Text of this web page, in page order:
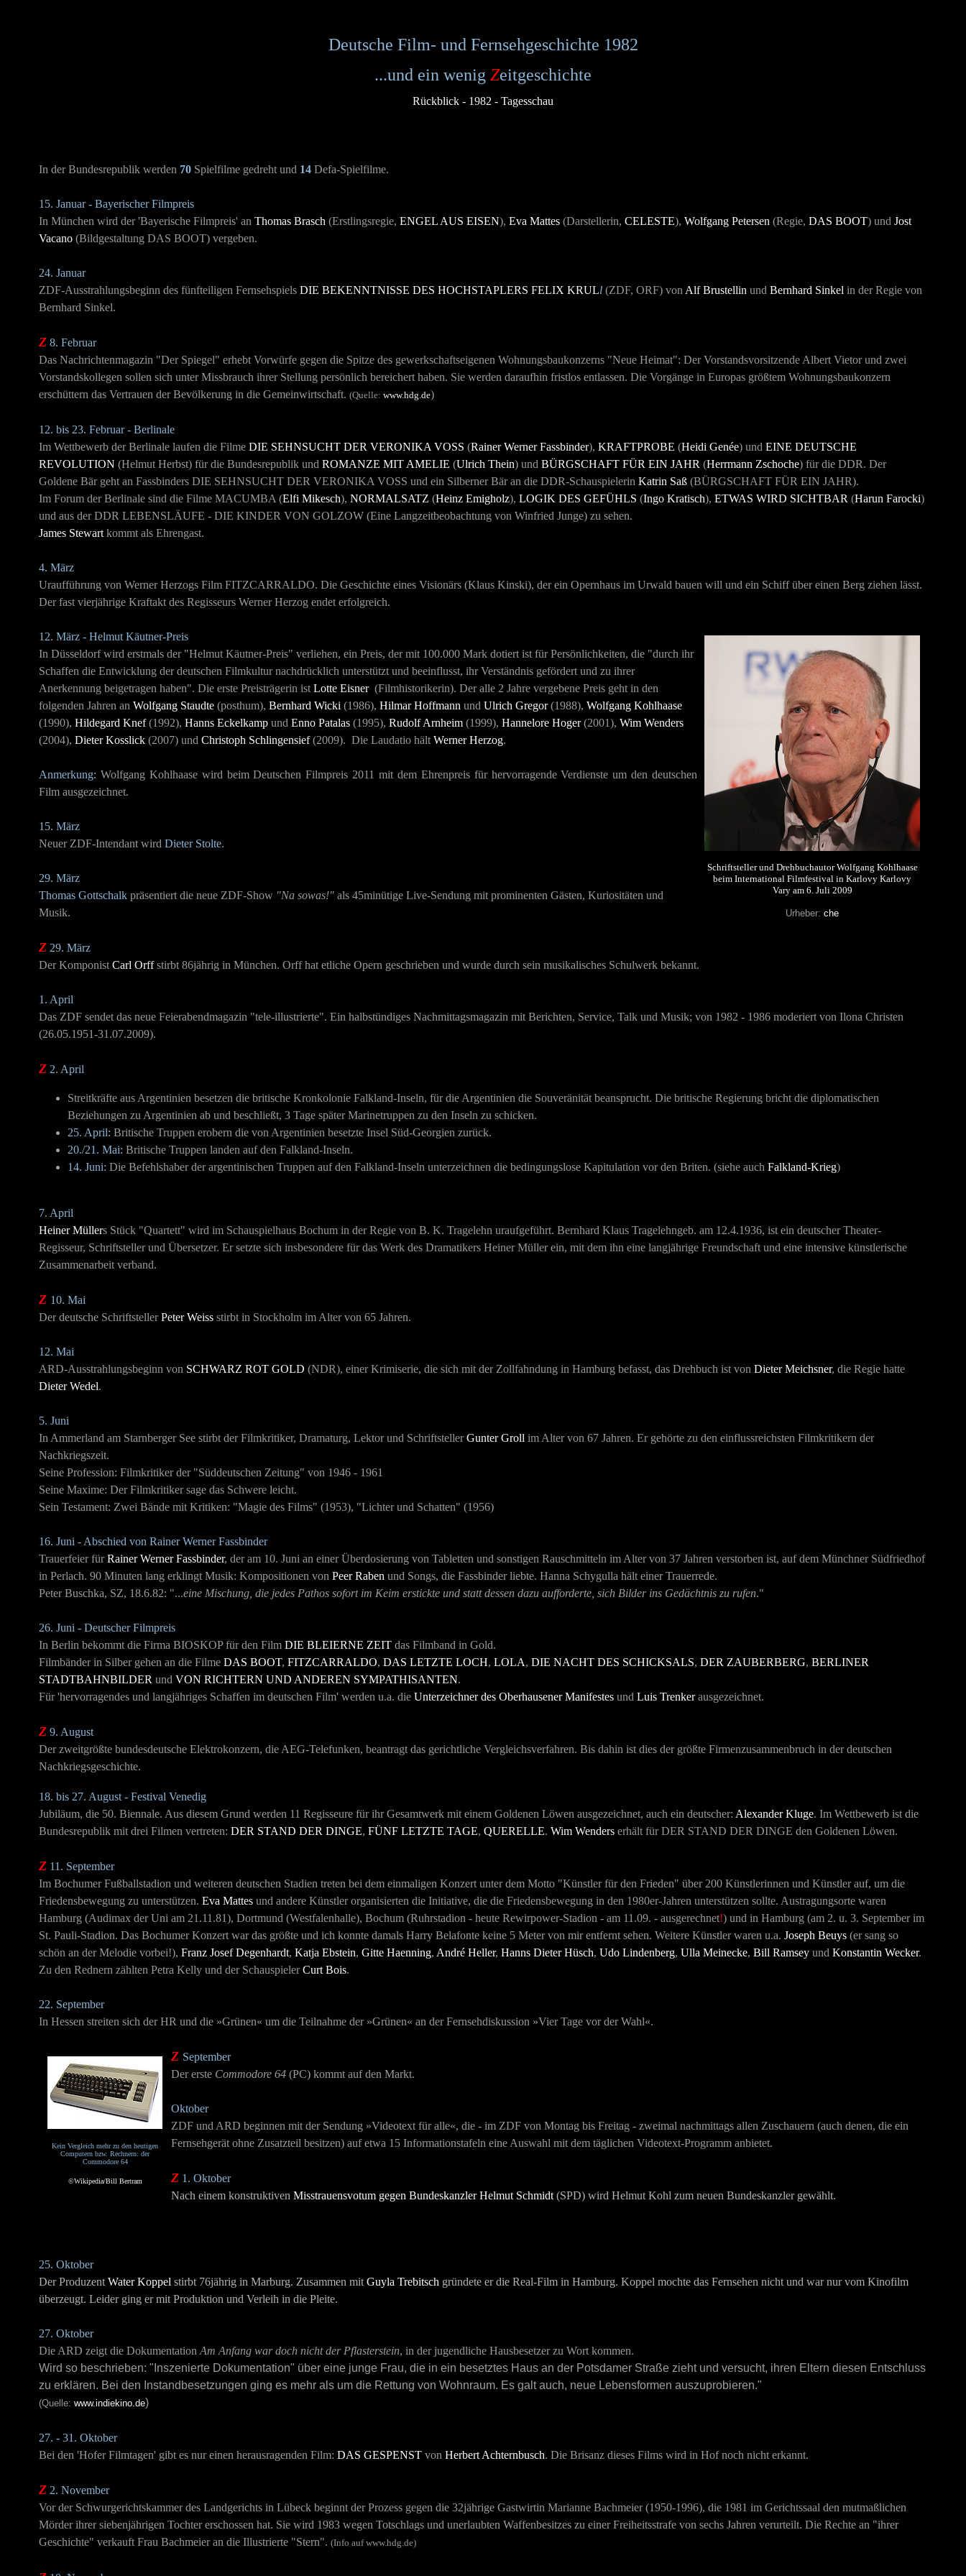
Deutsche Film- und Fernsehgeschichte 1982
...und ein wenig Zeitgeschichte
Rückblick - 1982 - Tagesschau
In der Bundesrepublik werden 70 Spielfilme gedreht und 14 Defa-Spielfilme.
15. Januar - Bayerischer Filmpreis
In München wird der 'Bayerische Filmpreis' an Thomas Brasch (Erstlingsregie, ENGEL AUS EISEN), Eva Mattes (Darstellerin, CELESTE), Wolfgang Petersen (Regie, DAS BOOT) und Jost
Vacano (Bildgestaltung DAS BOOT) vergeben.
24. Januar
ZDF-Ausstrahlungsbeginn des fünfteiligen Fernsehspiels DIE BEKENNTNISSE DES HOCHSTAPLERS FELIX KRULl (ZDF, ORF) von Alf Brustellin und Bernhard Sinkel in der Regie von
Bernhard Sinkel.
Z 8. Februar
Das Nachrichtenmagazin "Der Spiegel" erhebt Vorwürfe gegen die Spitze des gewerkschaftseigenen Wohnungsbaukonzerns "Neue Heimat": Der Vorstandsvorsitzende Albert Vietor und zwei
Vorstandskollegen sollen sich unter Missbrauch ihrer Stellung persönlich bereichert haben. Sie werden daraufhin fristlos entlassen. Die Vorgänge in Europas größtem Wohnungsbaukonzern
erschüttern das Vertrauen der Bevölkerung in die Gemeinwirtschaft. (Quelle: www.hdg.de)
12. bis 23. Februar - Berlinale
Im Wettbewerb der Berlinale laufen die Filme DIE SEHNSUCHT DER VERONIKA VOSS (Rainer Werner Fassbinder), KRAFTPROBE (Heidi Genée) und EINE DEUTSCHE
REVOLUTION (Helmut Herbst) für die Bundesrepublik und ROMANZE MIT AMELIE (Ulrich Thein) und BÜRGSCHAFT FÜR EIN JAHR (Herrmann Zschoche) für die DDR. Der
Goldene Bär geht an Fassbinders DIE SEHNSUCHT DER VERONIKA VOSS und ein Silberner Bär an die DDR-Schauspielerin Katrin Saß (BÜRGSCHAFT FÜR EIN JAHR).
Im Forum der Berlinale sind die Filme MACUMBA (Elfi Mikesch), NORMALSATZ (Heinz Emigholz), LOGIK DES GEFÜHLS (Ingo Kratisch), ETWAS WIRD SICHTBAR (Harun Farocki)
und aus der DDR LEBENSLÄUFE - DIE KINDER VON GOLZOW (Eine Langzeitbeobachtung von Winfried Junge) zu sehen.
James Stewart kommt als Ehrengast.
4. März
Uraufführung von Werner Herzogs Film FITZCARRALDO. Die Geschichte eines Visionärs (Klaus Kinski), der ein Opernhaus im Urwald bauen will und ein Schiff über einen Berg ziehen lässt.
Der fast vierjährige Kraftakt des Regisseurs Werner Herzog endet erfolgreich.
Schriftsteller und Drehbuchautor Wolfgang Kohlhaase
beim International Filmfestival in Karlovy Karlovy
Vary am 6. Juli 2009
Urheber: che
12. März - Helmut Käutner-Preis
In Düsseldorf wird erstmals der "Helmut Käutner-Preis" verliehen, ein Preis, der mit 100.000 Mark dotiert ist für Persönlichkeiten, die "durch ihr
Schaffen die Entwicklung der deutschen Filmkultur nachdrücklich unterstützt und beeinflusst, ihr Verständnis gefördert und zu ihrer
Anerkennung beigetragen haben". Die erste Preisträgerin ist Lotte Eisner (Filmhistorikerin). Der alle 2 Jahre vergebene Preis geht in den
folgenden Jahren an Wolfgang Staudte (posthum), Bernhard Wicki (1986), Hilmar Hoffmann und Ulrich Gregor(1988), Wolfgang Kohlhaase
(1990), Hildegard Knef(1992), Hanns Eckelkamp und Enno Patalas (1995), Rudolf Arnheim (1999), Hannelore Hoger(2001), Wim Wenders
(2004), Dieter Kosslick (2007) und Christoph Schlingensief(2009). Die Laudatio hält Werner Herzog.
Anmerkung: Wolfgang Kohlhaase wird beim Deutschen Filmpreis 2011 mit dem Ehrenpreis für hervorragende Verdienste um den deutschen
Film ausgezeichnet.
15. März
Neuer ZDF-Intendant wird Dieter Stolte.
29. März
Thomas Gottschalk präsentiert die neue ZDF-Show "Na sowas!" als 45minütige Live-Sendung mit prominenten Gästen, Kuriositäten und
Musik.
Z 29. März
Der Komponist Carl Orffstirbt 86jährig in München. Orff hat etliche Opern geschrieben und wurde durch sein musikalisches Schulwerk bekannt.
1. April
Das ZDF sendet das neue Feierabendmagazin "tele-illustrierte". Ein halbstündiges Nachmittagsmagazin mit Berichten, Service, Talk und Musik; von 1982 - 1986 moderiert von Ilona Christen
(26.05.1951-31.07.2009).
Z 2. April
Streitkräfte aus Argentinien besetzen die britische Kronkolonie Falkland-Inseln, für die Argentinien die Souveränität beansprucht. Die britische Regierung bricht die diplomatischen
Beziehungen zu Argentinien ab und beschließt, 3 Tage später Marinetruppen zu den Inseln zu schicken.
25. April: Britische Truppen erobern die von Argentinien besetzte Insel Süd-Georgien zurück.
20./21. Mai: Britische Truppen landen auf den Falkland-Inseln.
14. Juni: Die Befehlshaber der argentinischen Truppen auf den Falkland-Inseln unterzeichnen die bedingungslose Kapitulation vor den Briten. (siehe auch Falkland-Krieg)
7. April
Heiner Müllers Stück "Quartett" wird im Schauspielhaus Bochum in der Regie von B. K. Tragelehn uraufgeführt. Bernhard Klaus Tragelehngeb. am 12.4.1936, ist ein deutscher Theater-
Regisseur, Schriftstellerund Übersetzer. Er setzte sich insbesondere für das Werk des Dramatikers Heiner Müllerein, mit dem ihn eine langjährige Freundschaft und eine intensive künstlerische
Zusammenarbeit verband.
Z 10. Mai
Der deutsche SchriftstellerPeter Weiss stirbt in Stockholm im Alter von 65 Jahren.
12. Mai
ARD-Ausstrahlungsbeginn von SCHWARZ ROT GOLD (NDR), einer Krimiserie, die sich mit der Zollfahndung in Hamburg befasst, das Drehbuch ist von Dieter Meichsner, die Regie hatte
Dieter Wedel.
5. Juni
In Ammerland am Starnberger See stirbt der Filmkritiker, Dramaturg, Lektor und SchriftstellerGunter Groll im Alter von 67 Jahren. Er gehörte zu den einflussreichsten Filmkritikern der
Nachkriegszeit.
Seine Profession: Filmkritiker der "Süddeutschen Zeitung" von 1946 - 1961
Seine Maxime: Der Filmkritiker sage das Schwere leicht.
Sein Testament: Zwei Bände mit Kritiken: "Magie des Films" (1953), "Lichter und Schatten" (1956)
16. Juni - Abschied von Rainer Werner Fassbinder
Trauerfeier fürRainer Werner Fassbinder, der am 10. Juni an einer Überdosierung von Tabletten und sonstigen Rauschmitteln im Alter von 37 Jahren verstorben ist, auf dem Münchner Südfriedhof
in Perlach. 90 Minuten lang erklingt Musik: Kompositionen von Peer Raben und Songs, die Fassbinder liebte. Hanna Schygulla hält einer Trauerrede.
Peter Buschka, SZ, 18.6.82: "...eine Mischung, die jedes Pathos sofort im Keim erstickte und statt dessen dazu aufforderte, sich Bilder ins Gedächtnis zu rufen."
26. Juni - Deutscher Filmpreis
In Berlin bekommt die Firma BIOSKOP für den Film DIE BLEIERNE ZEIT das Filmband in Gold.
Filmbänder in Silber gehen an die Filme DAS BOOT, FITZCARRALDO, DAS LETZTE LOCH, LOLA, DIE NACHT DES SCHICKSALS, DER ZAUBERBERG, BERLINER
STADTBAHNBILDER und VON RICHTERN UND ANDEREN SYMPATHISANTEN.
Für 'hervorragendes und langjähriges Schaffen im deutschen Film' werden u.a. die Unterzeichner des Oberhausener Manifestes und Luis Trenkerausgezeichnet.
Z 9. August
Der zweitgrößte bundesdeutsche Elektrokonzern, die AEG-Telefunken, beantragt das gerichtliche Vergleichsverfahren. Bis dahin ist dies der größte Firmenzusammenbruch in der deutschen
Nachkriegsgeschichte.
18. bis 27. August - Festival Venedig
Jubiläum, die 50. Biennale. Aus diesem Grund werden 11 Regisseure für ihr Gesamtwerk mit einem Goldenen Löwen ausgezeichnet, auch ein deutscher: Alexander Kluge. Im Wettbewerb ist die
Bundesrepublik mit drei Filmen vertreten: DER STAND DER DINGE, FÜNF LETZTE TAGE, QUERELLE. Wim Wenders erhält fürDER STAND DER DINGE den Goldenen Löwen.
Z 11. September
Im Bochumer Fußballstadion und weiteren deutschen Stadien treten bei dem einmaligen Konzert unter dem Motto "Künstler für den Frieden" über 200 Künstlerinnen und Künstler auf, um die
Friedensbewegung zu unterstützen. Eva Mattes und andere Künstler organisierten die Initiative, die die Friedensbewegung in den 1980er-Jahren unterstützen sollte. Austragungsorte waren
Hamburg (Audimax der Uni am 21.11.81), Dortmund (Westfalenhalle), Bochum (Ruhrstadion - heute Rewirpower-Stadion - am 11.09. - ausgerechnet!) und in Hamburg (am 2. u. 3. September im
St. Pauli-Stadion. Das Bochumer Konzert war das größte und ich konnte damals Harry Belafonte keine 5 Meter von mir entfernt sehen. Weitere Künstler waren u.a. Joseph Beuys (er sang so
schön an der Melodie vorbei!), Franz Josef Degenhardt, Katja Ebstein, Gitte Haenning, André Heller, Hanns Dieter Hüsch, Udo Lindenberg, Ulla Meinecke, Bill Ramsey und Konstantin Wecker.
Zu den Rednern zählten Petra Kelly und der SchauspielerCurt Bois.
22. September
In Hessen streiten sich der HR und die »Grünen« um die Teilnahme der »Grünen« an der Fernsehdiskussion »Vier Tage vor der Wahl«.
Kein Vergleich mehr zu den heutigen
Computern bzw. Rechnern: der
Commodore 64
©Wikipedia/Bill Bertram
Z September
Der erste Commodore 64 (PC) kommt auf den Markt.
Oktober
ZDF und ARD beginnen mit der Sendung »Videotext für alle«, die - im ZDF von Montag bis Freitag - zweimal nachmittags allen Zuschauern (auch denen, die ein
Fernsehgerät ohne Zusatzteil besitzen) auf etwa 15 Informationstafeln eine Auswahl mit dem täglichen Videotext-Programm anbietet.
Z 1. Oktober
Nach einem konstruktiven Misstrauensvotum gegen Bundeskanzler Helmut Schmidt (SPD) wird Helmut Kohl zum neuen Bundeskanzler gewählt.
25. Oktober
Der Produzent Water Koppel stirbt 76jährig in Marburg. Zusammen mit Guyla Trebitsch gründete er die Real-Film in Hamburg. Koppel mochte das Fernsehen nicht und war nur vom Kinofilm
überzeugt. Leider ging er mit Produktion und Verleih in die Pleite.
27. Oktober
Die ARD zeigt die Dokumentation Am Anfang war doch nicht der Pflasterstein, in der jugendliche Hausbesetzer zu Wort kommen.
Wird so beschrieben: "Inszenierte Dokumentation" über eine junge Frau, die in ein besetztes Haus an der Potsdamer Straße zieht und versucht, ihren Eltern diesen Entschluss
zu erklären. Bei den Instandbesetzungen ging es mehr als um die Rettung von Wohnraum. Es galt auch, neue Lebensformen auszuprobieren."
(Quelle: www.indiekino.de)
27. - 31. Oktober
Bei den 'Hofer Filmtagen' gibt es nur einen herausragenden Film: DAS GESPENST von Herbert Achternbusch. Die Brisanz dieses Films wird in Hof noch nicht erkannt.
Z 2. November
Vor der Schwurgerichtskammer des Landgerichts in Lübeck beginnt der Prozess gegen die 32jährige Gastwirtin Marianne Bachmeier (1950-1996), die 1981 im Gerichtssaal den mutmaßlichen
Mörder ihrer siebenjährigen Tochter erschossen hat. Sie wird 1983 wegen Totschlags und unerlaubten Waffenbesitzes zu einer Freiheitsstrafe von sechs Jahren verurteilt. Die Rechte an "ihrer
Geschichte" verkauft Frau Bachmeier an die Illustrierte "Stern". (Info auf www.hdg.de)